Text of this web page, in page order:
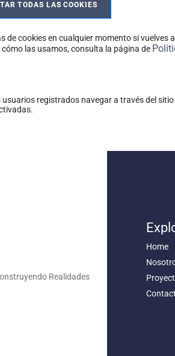
TODAS LAS COOKIES
de cookies en cualquier momento si
las usamos, consulta la página de
registrados navegar a través del
Realidades
Home